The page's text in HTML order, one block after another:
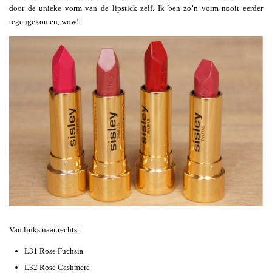
door de unieke vorm van de lipstick zelf. Ik ben zo’n vorm nooit eerder
tegengekomen, wow!
Van links naar rechts:
L31 Rose Fuchsia
L32 Rose Cashmere